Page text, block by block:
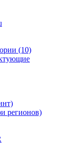
(10)
регионов)